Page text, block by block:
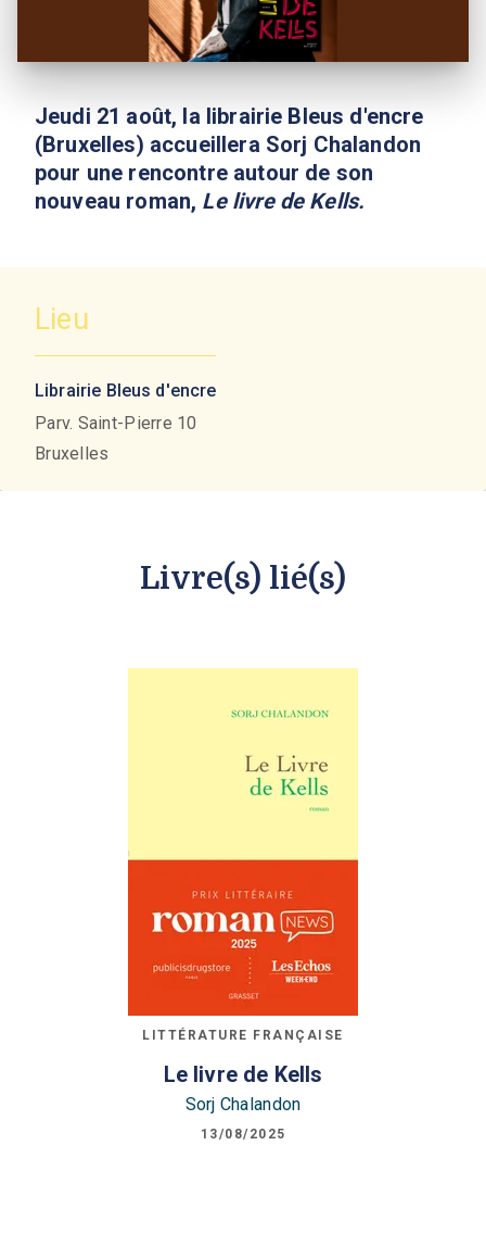
Jeudi 21 août, la librairie Bleus d'encre
(Bruxelles) accueillera Sorj Chalandon
pour une rencontre autour de son
nouveau roman, Le livre de Kells.
Lieu
Librairie Bleus d'encre
Parv. Saint-Pierre 10
Bruxelles
Livre(s) lié(s)
LITTÉRATURE FRANÇAISE
Le livre de Kells
Sorj Chalandon
13/08/2025